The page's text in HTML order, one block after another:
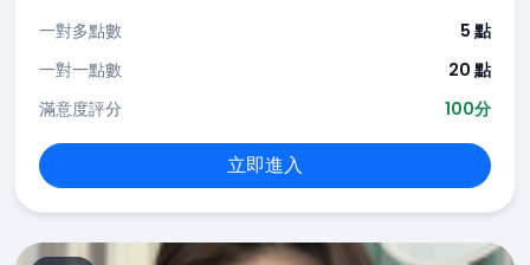
一對多點數
5 點
一對一點數
20 點
滿意度評分
100分
立即進入